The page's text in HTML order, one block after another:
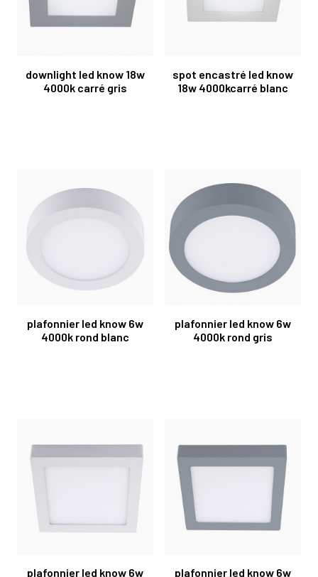
downlight led know 18w
4000k carré gris
spot encastré led know
18w 4000kcarré blanc
plafonnier led know 6w
4000k rond blanc
plafonnier led know 6w
4000k rond gris
plafonnier led know 6w
plafonnier led know 6w